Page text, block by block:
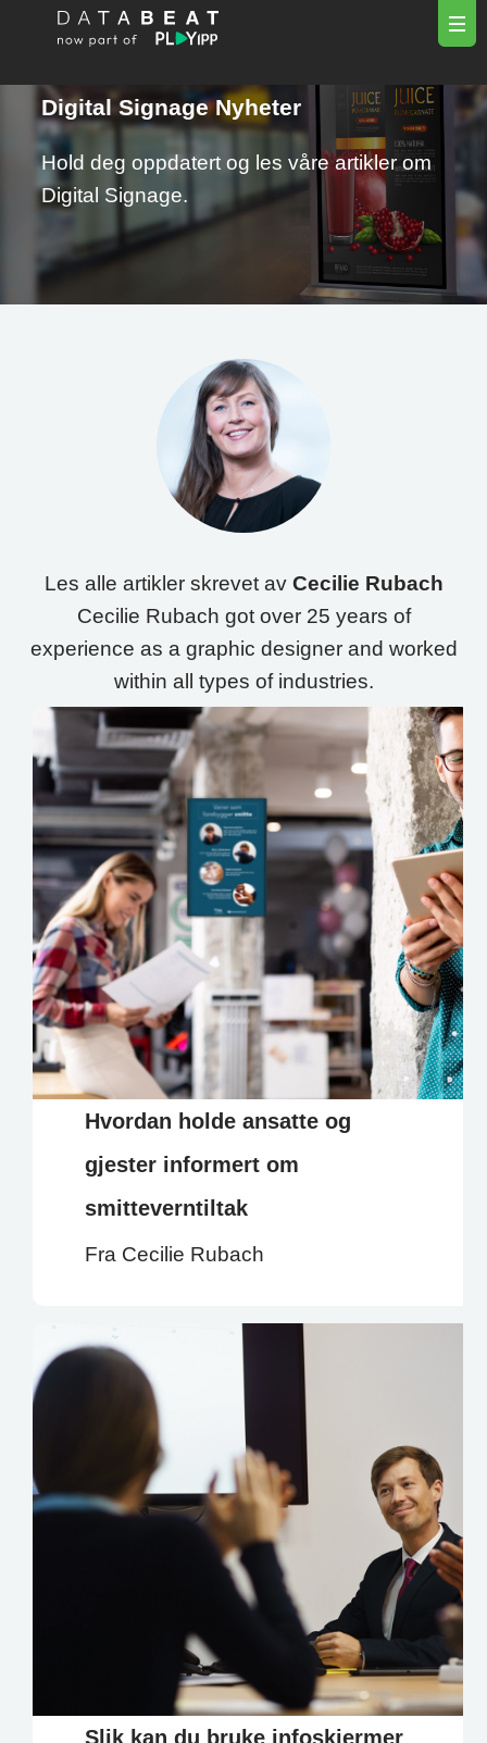
Digital Signage Nyheter
Hold deg oppdatert og les våre artikler om
Digital Signage.
Les alle artikler skrevet av Cecilie Rubach
Cecilie Rubach got over 25 years of
experience as a graphic designer and worked
within all types of industries.
Hvordan holde ansatte og
gjester informert om
smitteverntiltak
Fra Cecilie Rubach
Slik kan du bruke infoskjermer